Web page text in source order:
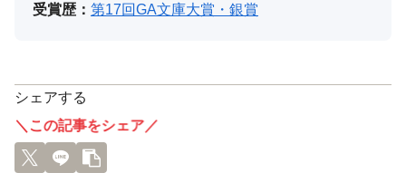
受賞歴： 第17回GA文庫大賞・銀賞
シェアする
＼この記事をシェア／